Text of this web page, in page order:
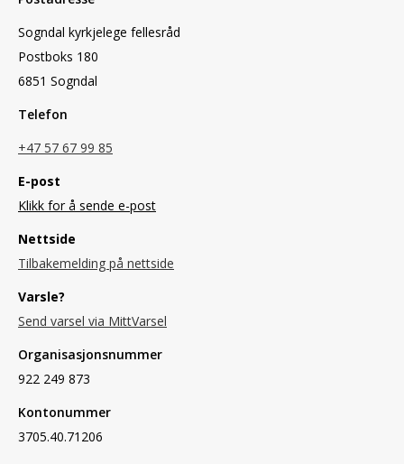
Sogndal kyrkjelege fellesråd
Postboks 180
6851 Sogndal
Telefon
+47 57 67 99 85
E-post
Klikk for å sende e-post
Nettside
Tilbakemelding på nettside
Varsle?
Send varsel via MittVarsel
Organisasjonsnummer
922 249 873
Kontonummer
3705.40.71206